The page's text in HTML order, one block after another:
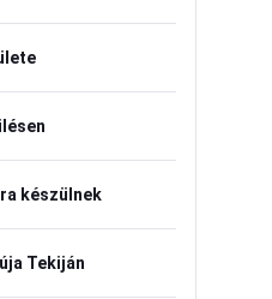
készülnek
Tekiján